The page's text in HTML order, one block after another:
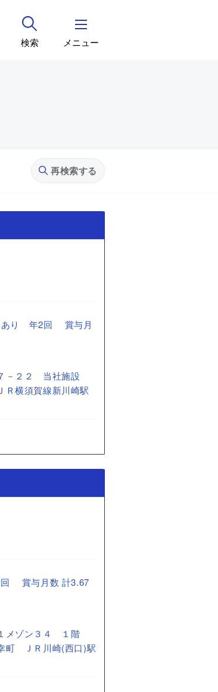
検索 メニュー
再検索する
あり 年2回 賞与月
－２２ 当社施設
Ｒ横須賀線新川崎駅
賞与月数 計3.67
メゾン３４ １階
町 ＪＲ川崎(西口)駅